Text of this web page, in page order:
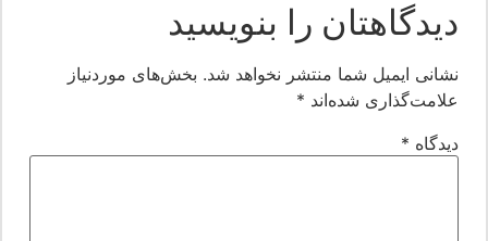
را بنویسید
ایمیل شما منتشر نخواهد شد. بخش‌های موردنیاز
شده‌اند*
*